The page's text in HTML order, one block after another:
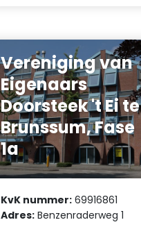
Vereniging van
Eigenaars
Doorsteek 't Ei te
Brunssum, Fase
1a
KvK nummer: 69916861
Adres: Benzenraderweg 1